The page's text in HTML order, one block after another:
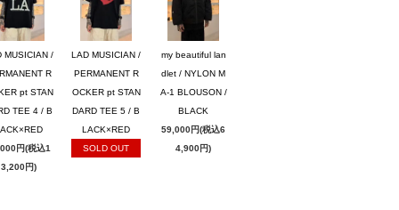
MUSICIAN /
R
pt STAN
TEE 4 / B
円(税込1
3,200円)
LAD MUSICIAN /
PERMANENT R
OCKER pt STAN
DARD TEE 5 / B
LACK×RED
SOLD OUT
my beautiful lan
dlet / NYLON M
A-1 BLOUSON /
BLACK
59,000円(税込6
4,900円)